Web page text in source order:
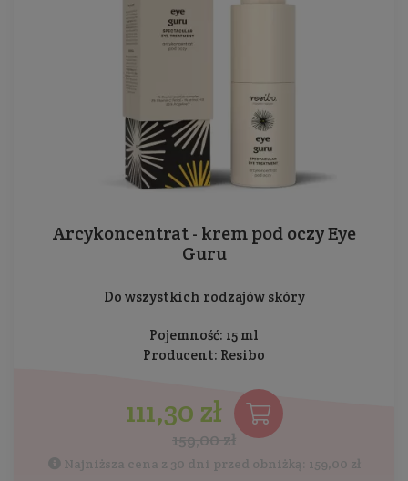
Arcykoncentrat - krem pod oczy Eye
Guru
Do wszystkich rodzajów skóry
Pojemność: 15 ml
Producent: Resibo
111,30 zł
159,00 zł
Najniższa cena z 30 dni przed obniżką: 159,00 zł